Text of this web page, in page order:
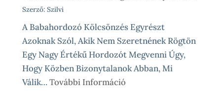
Szerző: Szilvi
A Babahordozó Kölcsönzés Egyrészt
Azoknak Szól, Akik Nem Szeretnének Rögtön
Egy Nagy Értékű Hordozót Megvenni Úgy,
Hogy Közben Bizonytalanok Abban, Mi
Válik…További Információ: